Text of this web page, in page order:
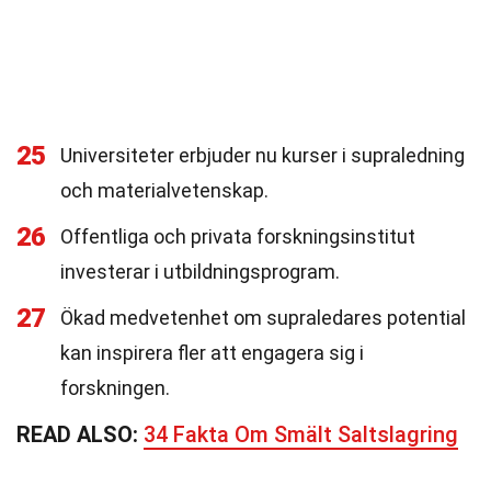
25
Universiteter erbjuder nu kurser i supraledning
och materialvetenskap.
26
Offentliga och privata forskningsinstitut
investerar i utbildningsprogram.
27
Ökad medvetenhet om supraledares potential
kan inspirera fler att engagera sig i
forskningen.
READ ALSO: 34 Fakta Om Smält Saltslagring